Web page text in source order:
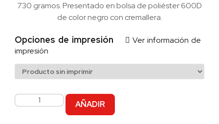
730 gramos. Presentado en bolsa de poliéster 600D
de color negro con cremallera.
Opciones de impresión
Ver información de
impresión
AÑADIR